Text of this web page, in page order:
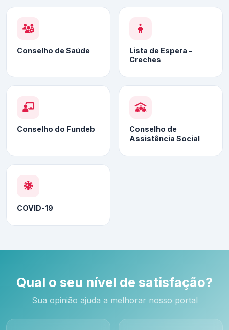
Conselho de Saúde
Lista de Espera -
Creches
Conselho do Fundeb
Conselho de
Assistência Social
COVID-19
Qual o seu nível de satisfação?
Sua opinião ajuda a melhorar nosso portal